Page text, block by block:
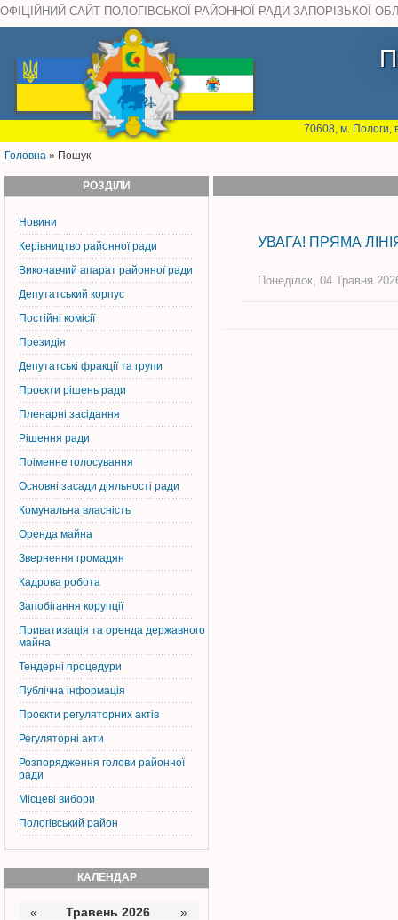
ОФІЦІЙНИЙ САЙТ ПОЛОГІВСЬКОЇ РАЙОННОЇ РАДИ ЗАПОРІЗЬКОЇ
70608, м. Пологи,
Головна » Пошук
РОЗДІЛИ
Новини
Керiвництво районної ради
Виконавчий апарат районної ради
Депутатський корпус
Постiйнi комiсiї
Президія
Депутатські фракції та групи
Проєкти рішень ради
Пленарні засідання
Рішення ради
Поіменне голосування
Основні засади діяльності ради
Комунальна власність
Оренда майна
Звернення громадян
Кадрова робота
Запобігання корупції
Приватизація та оренда державного
майна
Тендерні процедури
Публічна інформація
Проєкти регуляторних актів
Регуляторні акти
Розпорядження голови районної
ради
Місцеві вибори
Пологівський район
КАЛЕНДАР
« Травень 2026 »
УВАГА! ПРЯМА
Понеділок, 04 Травня